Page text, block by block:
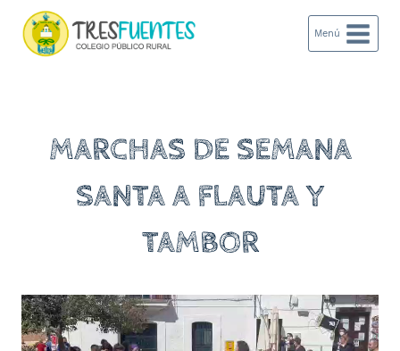
Saltar
contenido
Menú
MARCHAS DE SEMANA
SANTA A FLAUTA Y
TAMBOR